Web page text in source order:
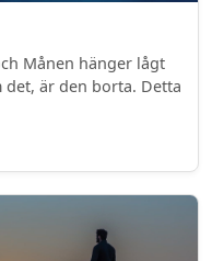
Månen hänger lågt
det, är den borta. Detta